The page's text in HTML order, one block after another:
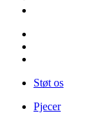
Støt os
Pjecer